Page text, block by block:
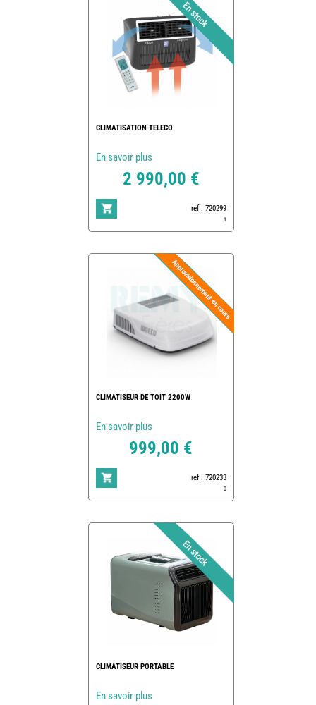
CLIMATISATION TELECO
En savoir plus
2 990,00 €
ref : 720299
1
CLIMATISEUR DE TOIT 2200W
En savoir plus
999,00 €
ref : 720233
0
CLIMATISEUR PORTABLE
En savoir plus